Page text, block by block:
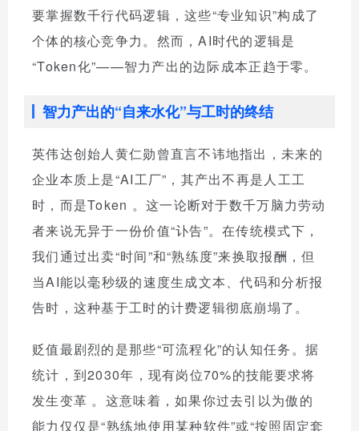
要掌握数千行代码逻辑，这些“专业知识”构成了
个体的核心竞争力。然而，AI时代的逻辑是
“Token化”——智力产出的边际成本正趋于零。
智力产出的“自来水化”与工时的终结
英伟达创始人黄仁勋曾直言不讳地指出，未来的
企业本质上是“AI工厂”，其产出不再是人工工
时，而是Token 。这一论断对于数千万脑力劳动
者来说无异于一份价值“讣告”。在传统模式下，
我们通过出卖“时间”和“熟练度”来换取报酬，但
当AI能以毫秒级的速度生成文本、代码和分析报
告时，这种基于工时的计费逻辑彻底崩塌了。
贬值最剧烈的是那些“可流程化”的认知任务。据
统计，到2030年，现有岗位70%的技能要求将
发生变革 。这意味着，如果你过去引以为傲的
能力仅仅是“熟练地使用某种软件”或“按照固定套